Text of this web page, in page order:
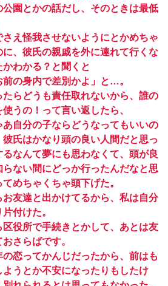
園とかの話だし、そのときは最低
え怪我させないようにとかめちゃ
に、彼氏の親戚を外に連れて行くな
わかる？と聞くと
の身内で差別かよ」と…。
たらどうも責任取れないから、誰の
うの！って言い返したら、
あ自分の子ならどうなってもいいの
氏はかなり頭の良い人間だと思っ
なんて夢にも思わなくて、頭が良
らない間にどっか行ったんだなと思
めちゃくちゃ頭下げた。
友達と出かけてるから、私は自分
付けた。
区役所で手続きとかして、あとは友
さらばです。
恋ってかんじだったから、前はも
ようとか不安になったりもしたけ